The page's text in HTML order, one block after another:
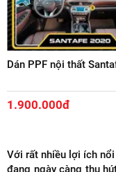
Dán PPF nội thất
1.900.000đ
Với rất nhiều lợi ích
đang ngày càng thu